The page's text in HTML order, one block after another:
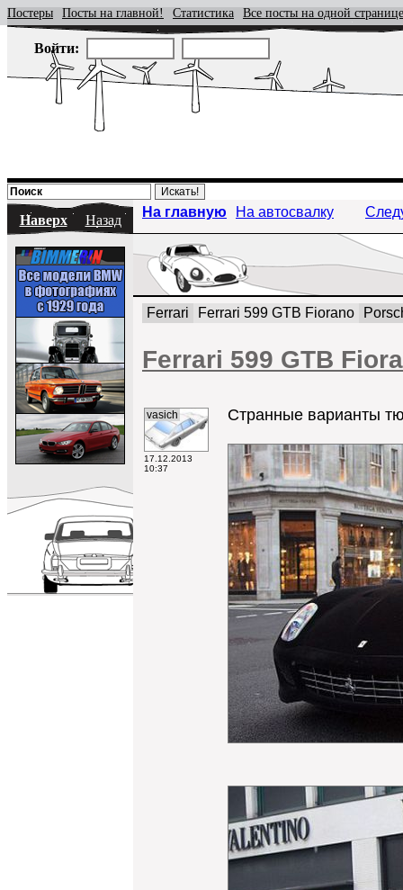
Постеры Посты на главной! Статистика Все посты на одной странице
Войти:
Наверх Назад
На главную На автосвалку
Ferrari Ferrari 599 GTB Fiorano
Ferrari 599 GTB
vasich
17.12.2013
10:37
Странные варианты